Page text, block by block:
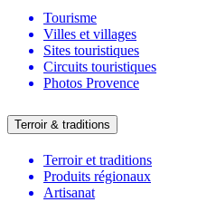
Tourisme
Villes et villages
Sites touristiques
Circuits touristiques
Photos Provence
Terroir & traditions
Terroir et traditions
Produits régionaux
Artisanat